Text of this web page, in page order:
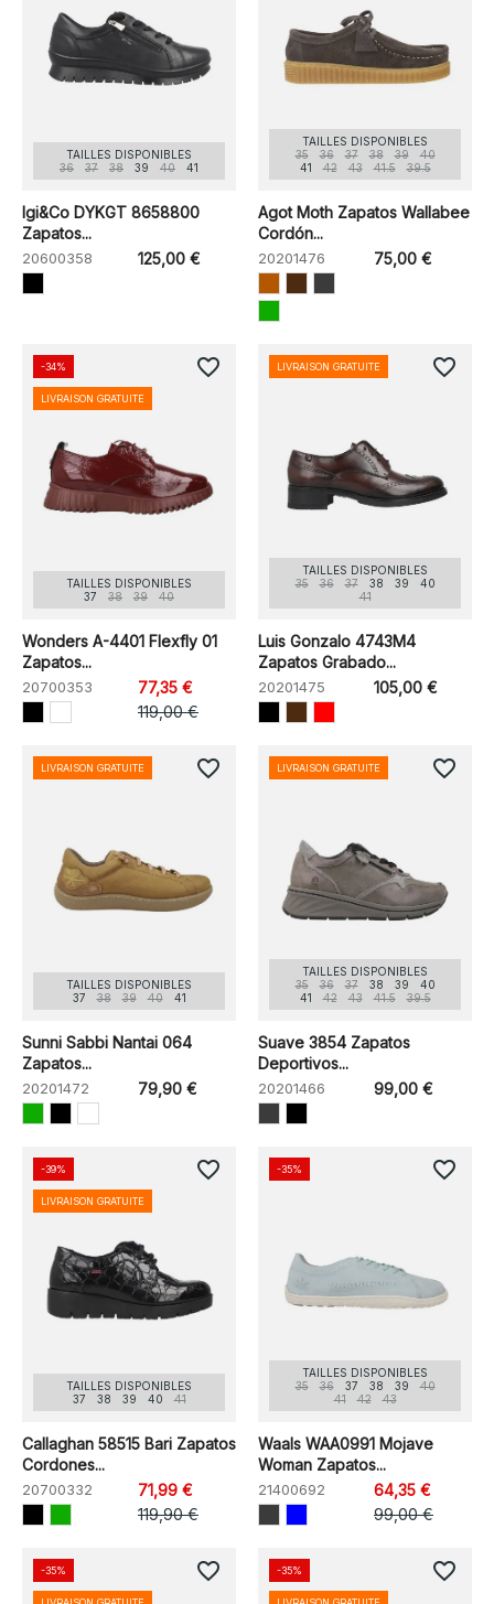
TAILLES DISPONIBLES
36
37 38 39 40 41
Igi&Co DYKGT 8658800
Zapatos...
20600358 125,00 €
TAILLES DISPONIBLES
35
36 37 38 39
40
41
42 43 41.5 39.5
Agot Moth Zapatos Wallabee
Cordón...
20201476 75,00 €
TAILLES DISPONIBLES
37
38 39 40
Wonders A-4401 Flexfly 01
Zapatos...
20700353
77,35 €
119,00 €
-34%
LIVRAISON GRATUITE
favorite_border
TAILLES DISPONIBLES
35
36 37 38 39
40
41
Luis Gonzalo 4743M4
Zapatos Grabado...
20201475 105,00 €
LIVRAISON GRATUITE favorite_border
TAILLES DISPONIBLES
37
38 39 40 41
Sunni Sabbi Nantai 064
Zapatos...
20201472 79,90 €
LIVRAISON GRATUITE favorite_border
TAILLES DISPONIBLES
35
36 37 38 39
40
41
42 43 41.5 39.5
Suave 3854 Zapatos
Deportivos...
20201466 99,00 €
LIVRAISON GRATUITE favorite_border
TAILLES DISPONIBLES
37
38 39 40 41
Callaghan 58515 Bari Zapatos
Cordones...
20700332
71,99 €
119,90 €
-39%
LIVRAISON GRATUITE
favorite_border
TAILLES DISPONIBLES
35
36 37 38 39
40
41
42 43
Waals WAA0991 Mojave
Woman Zapatos...
21400692
64,35 €
99,00 €
-35% favorite_border
-35% favorite_border -35% favorite_border